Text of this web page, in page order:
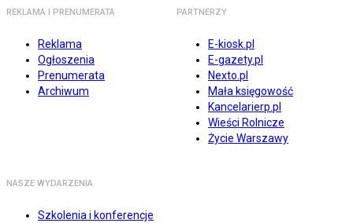
REKLAMA I PRENUMERATA
Reklama
Ogłoszenia
Prenumerata
Archiwum
PARTNERZY
E-kiosk.pl
E-gazety.pl
Nexto.pl
Mała księgowość
Kancelarierp.pl
Wieści Rolnicze
Życie Warszawy
NASZE WYDARZENIA
Szkolenia i konferencje